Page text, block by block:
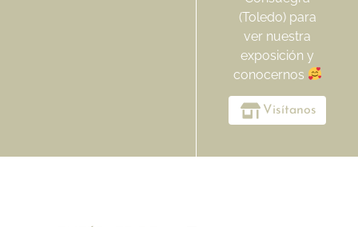
(Toledo) para
ver nuestra
exposición y
conocernos
Visítanos